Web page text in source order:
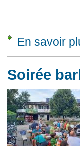
En savoir
Soirée